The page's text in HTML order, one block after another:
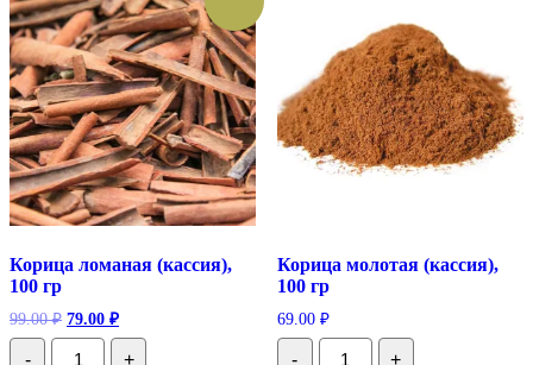
Корица ломаная (кассия),
100 гр
99.00₽ Первоначальная
составляла
79.00 ₽Текущая
79.00 ₽.
-
Количество
+
Корица молотая (кассия),
100 гр
69.00 ₽
-
Количество
+